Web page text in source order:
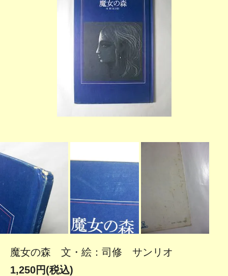
魔女の森 文・絵：司修 サンリオ
1,250円(税込)